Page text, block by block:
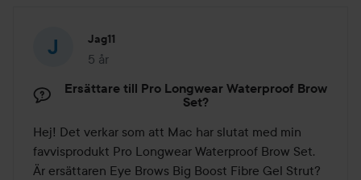
Jag11
5 år
Inlägget skapades 5 år
Ersättare till Pro Longwear Waterproof Brow
Set?
Hej! Det verkar som att Mac har slutat med min
favvisprodukt Pro Longwear Waterproof Brow Set.
Är ersättaren Eye Brows Big Boost Fibre Gel Strut?